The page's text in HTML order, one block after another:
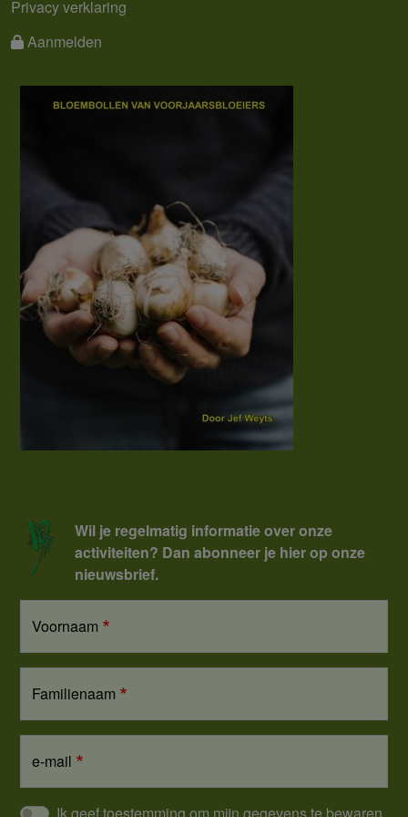
Privacy verklaring
Aanmelden
Wil je regelmatig informatie over onze
activiteiten? Dan abonneer je hier op onze
nieuwsbrief.
Voornaam
Familienaam
e-mail